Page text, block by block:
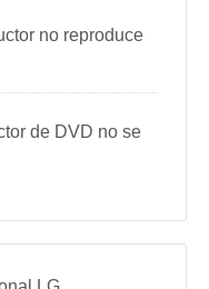
no reproduce
de DVD no se